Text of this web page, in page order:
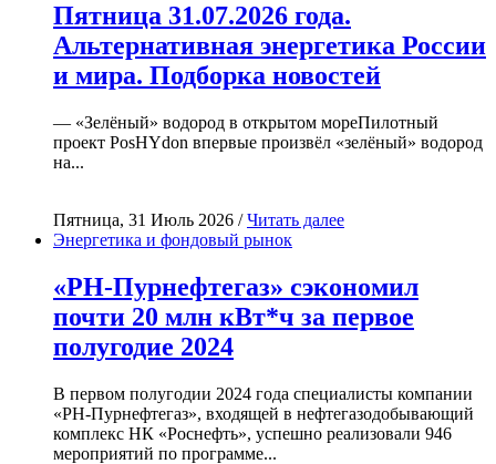
Пятница 31.07.2026 года.
Альтернативная энергетика России
и мира. Подборка новостей
— «Зелёный» водород в открытом мореПилотный
проект PosHYdon впервые произвёл «зелёный» водород
на...
Пятница, 31 Июль 2026 /Читать далее
Энергетика и фондовый рынок
«РН-Пурнефтегаз» сэкономил
почти 20 млн кВт*ч за первое
полугодие 2024
В первом полугодии 2024 года специалисты компании
«РН-Пурнефтегаз», входящей в нефтегазодобывающий
комплекс НК «Роснефть», успешно реализовали 946
мероприятий по программе...